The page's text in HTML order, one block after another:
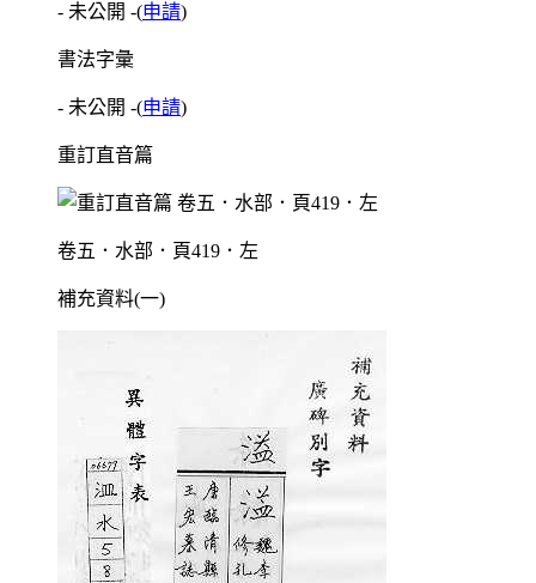
- 未公開 -(申請)
書法字彙
- 未公開 -(申請)
重訂直音篇
卷五．水部．頁419．左
補充資料(一)